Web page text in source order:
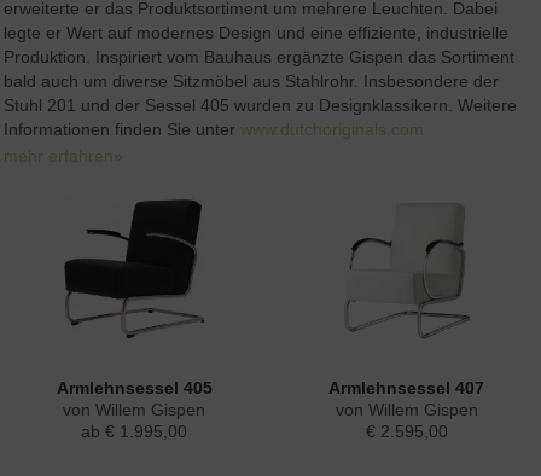
erweiterte er das Produktsortiment um mehrere Leuchten. Dabei
legte er Wert auf modernes Design und eine effiziente, industrielle
Produktion. Inspiriert vom Bauhaus ergänzte Gispen das Sortiment
bald auch um diverse Sitzmöbel aus Stahlrohr. Insbesondere der
Stuhl 201 und der Sessel 405 wurden zu Designklassikern. Weitere
Informationen finden Sie unterwww.dutchoriginals.com
mehr erfahren»
Armlehnsessel 405
von Willem Gispen
ab € 1.995,00
Armlehnsessel 407
von Willem Gispen
€ 2.595,00